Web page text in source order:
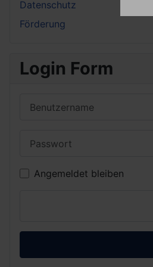
Datenschutz
Förderung
Login Form
Angemeldet bleiben